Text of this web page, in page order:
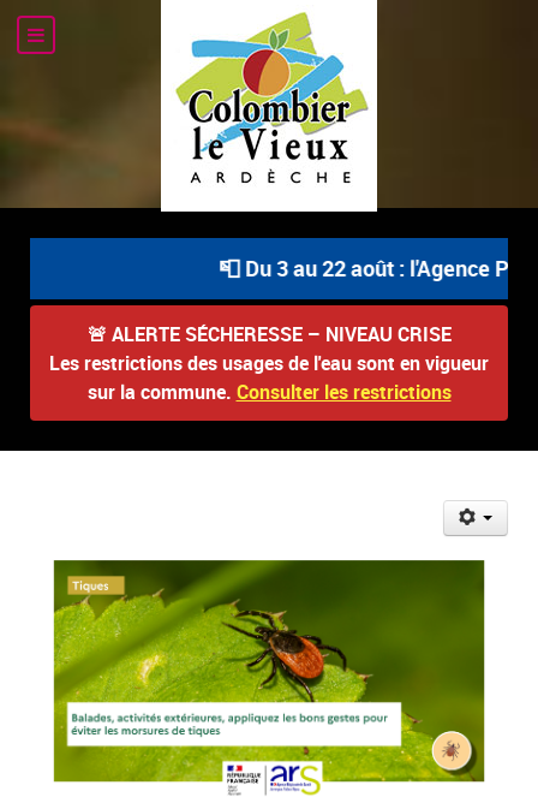
📮 Du 3 au 22 août : l'Agence
🚨 ALERTE SÉCHERESSE – NIVEAU CRISE
Les restrictions des usages de l'eau sont en vigueur
sur la commune. Consulter les restrictions